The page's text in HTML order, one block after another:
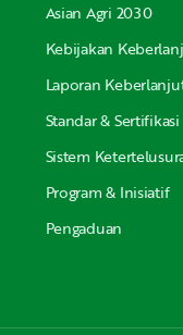
Asian Agri 2030
Kebijakan
Laporan
Standar & Sertifikasi
Sistem
Program & Inisiatif
Pengaduan